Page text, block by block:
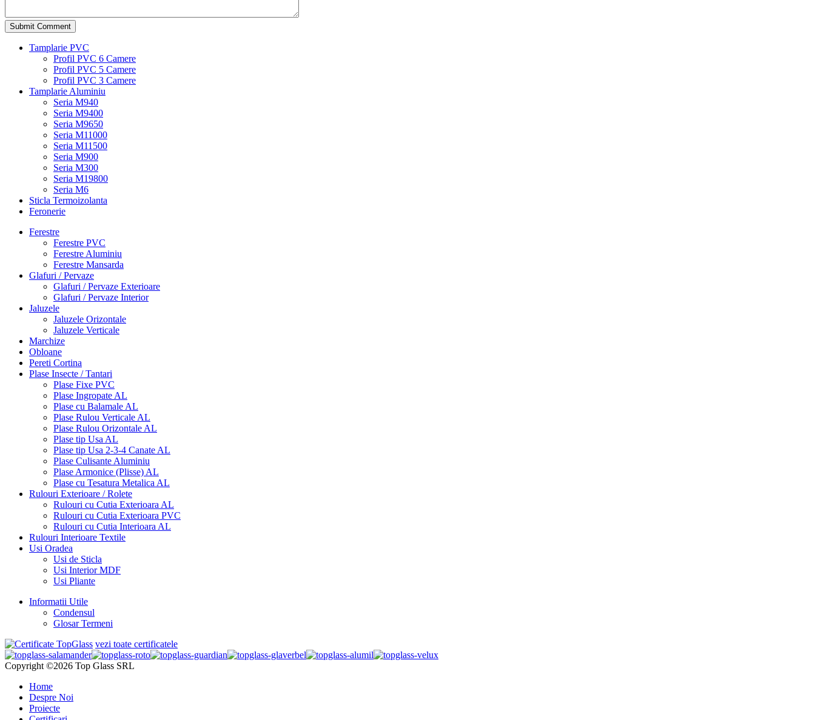
Tamplarie PVC
Profil PVC 6 Camere
Profil PVC 5 Camere
Profil PVC 3 Camere
Tamplarie Aluminiu
Seria M940
Seria M9400
Seria M9650
Seria M11000
Seria M11500
Seria M900
Seria M300
Seria M19800
Seria M6
Sticla Termoizolanta
Feronerie
Ferestre
Ferestre PVC
Ferestre Aluminiu
Ferestre Mansarda
Glafuri / Pervaze
Glafuri / Pervaze Exterioare
Glafuri / Pervaze Interior
Jaluzele
Jaluzele Orizontale
Jaluzele Verticale
Marchize
Obloane
Pereti Cortina
Plase Insecte / Tantari
Plase Fixe PVC
Plase Ingropate AL
Plase cu Balamale AL
Plase Rulou Verticale AL
Plase Rulou Orizontale AL
Plase tip Usa AL
Plase tip Usa 2-3-4 Canate AL
Plase Culisante Aluminiu
Plase Armonice (Plisse) AL
Plase cu Tesatura Metalica AL
Rulouri Exterioare / Rolete
Rulouri cu Cutia Exterioara AL
Rulouri cu Cutia Exterioara PVC
Rulouri cu Cutia Interioara AL
Rulouri Interioare Textile
Usi Oradea
Usi de Sticla
Usi Interior MDF
Usi Pliante
Informatii Utile
Condensul
Glosar Termeni
vezi toate certificatele
Copyright ©2026 Top Glass SRL
Home
Despre Noi
Proiecte